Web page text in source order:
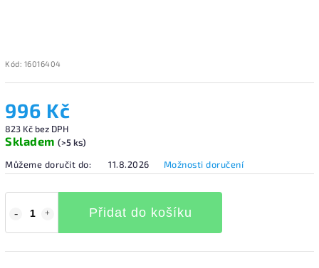
Kód: 16016404
996 Kč
823 Kč bez DPH
Skladem (>5 ks)
Můžeme doručit do:
11.8.2026 Možnosti doručení
Přidat do košíku